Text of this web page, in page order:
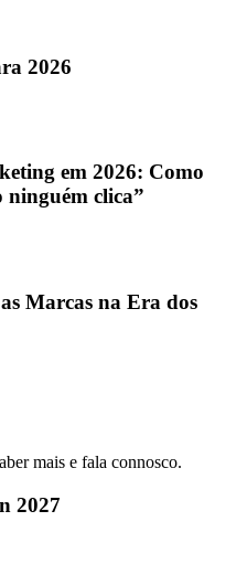
2026
em 2026: Como
ninguém clica”
Marcas na Era dos
mais e fala connosco.
2027